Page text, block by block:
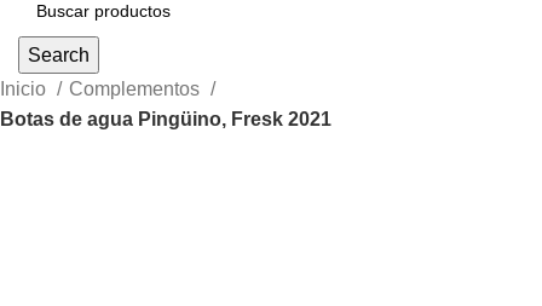
Search
Inicio
Complementos
Botas de agua Pingüino, Fresk 2021